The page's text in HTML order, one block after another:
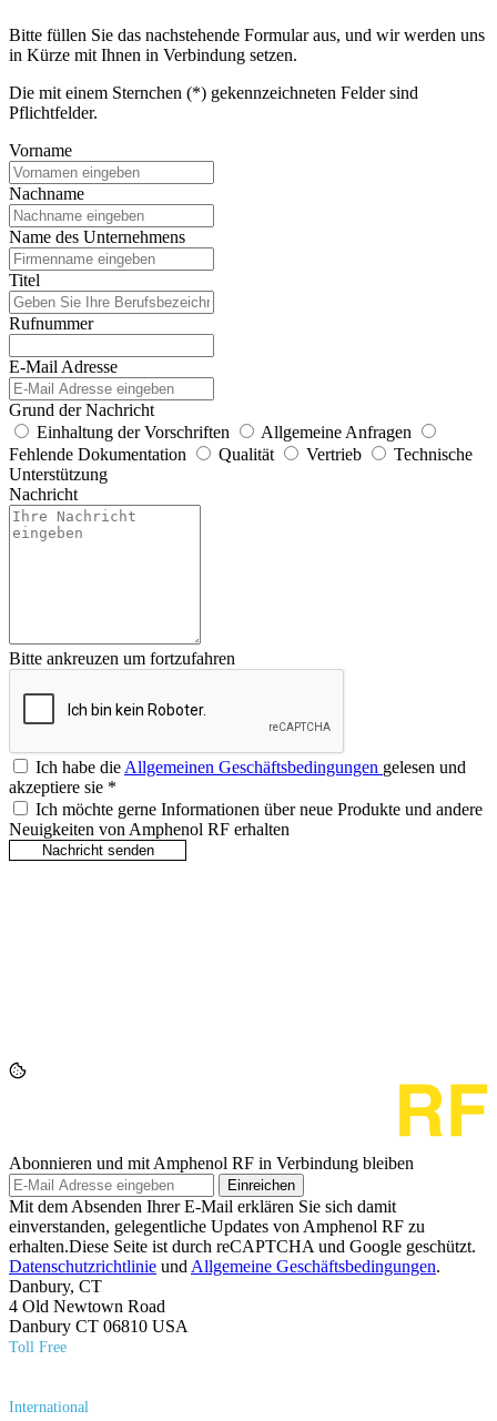
Bitte füllen Sie das nachstehende Formular aus, und wir werden uns
in Kürze mit Ihnen in Verbindung setzen.
Die mit einem Sternchen (*) gekennzeichneten Felder sind
Pflichtfelder.
Vorname
Nachname
Name des Unternehmens
Titel
Rufnummer
E-Mail Adresse
Grund der Nachricht
Einhaltung der Vorschriften
Allgemeine Anfragen
Fehlende Dokumentation
Qualität Vertrieb
Technische
Unterstützung
Nachricht
Bitte ankreuzen um fortzufahren
Ich habe dieAllgemeinen Geschäftsbedingungen gelesen und
akzeptiere sie *
Ich möchte gerne Informationen über neue Produkte und andere
Neuigkeiten von Amphenol RF erhalten
Abonnieren und mit Amphenol RF in Verbindung bleiben
Einreichen
Mit dem Absenden Ihrer E-Mail erklären Sie sich damit
einverstanden, gelegentliche Updates von Amphenol RF zu
erhalten.Diese Seite ist durch reCAPTCHA und Google geschützt.
Datenschutzrichtlinie und Allgemeine Geschäftsbedingungen.
Danbury, CT
4 Old Newtown Road
Danbury CT 06810 USA
Toll Free
International